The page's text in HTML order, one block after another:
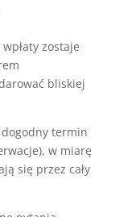
zostaje
bliskiej
termin
), w miarę
się przez cały